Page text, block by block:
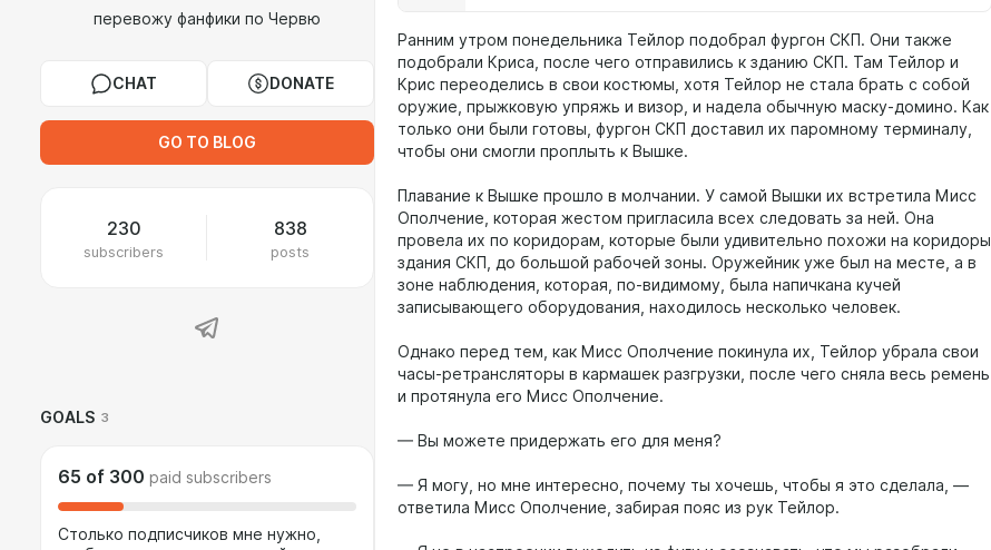
перевожу фанфики по Червю
CHAT DONATE
GO TO BLOG
230
subscribers
838
posts
GOALS 3
65 of 300 paid subscribers
Столько подписчиков мне нужно,
Ранним утром понедельника Тейлор подобрал фургон СКП. Они также
подобрали Криса, после чего отправились к зданию СКП. Там Тейлор и
Крис переоделись в свои костюмы, хотя Тейлор не стала брать с собой
оружие, прыжковую упряжь и визор, и надела обычную маску-домино. Как
только они были готовы, фургон СКП доставил их паромному терминалу,
чтобы они смогли проплыть к Вышке.
Плавание к Вышке прошло в молчании. У самой Вышки их встретила Мисс
Ополчение, которая жестом пригласила всех следовать за ней. Она
провела их по коридорам, которые были удивительно похожи на коридоры
здания СКП, до большой рабочей зоны. Оружейник уже был на месте, а в
зоне наблюдения, которая, по-видимому, была напичкана кучей
записывающего оборудования, находилось несколько человек.
Однако перед тем, как Мисс Ополчение покинула их, Тейлор убрала свои
часы-ретрансляторы в кармашек разгрузки, после чего сняла весь ремень
и протянула его Мисс Ополчение.
— Вы можете придержать его для меня?
— Я могу, но мне интересно, почему ты хочешь, чтобы я это сделала, —
ответила Мисс Ополчение, забирая пояс из рук Тейлор.